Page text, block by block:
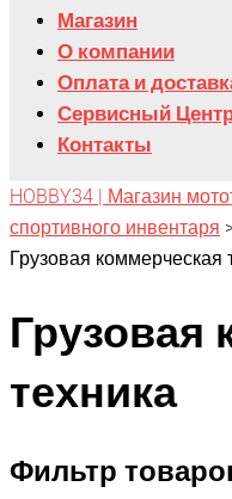
Магазин
О компании
Оплата и
Сервисный
Контакты
HOBBY34 | Магазин
спортивного инвентаря
Грузовая коммерческая
Грузовая
техника
Фильтр